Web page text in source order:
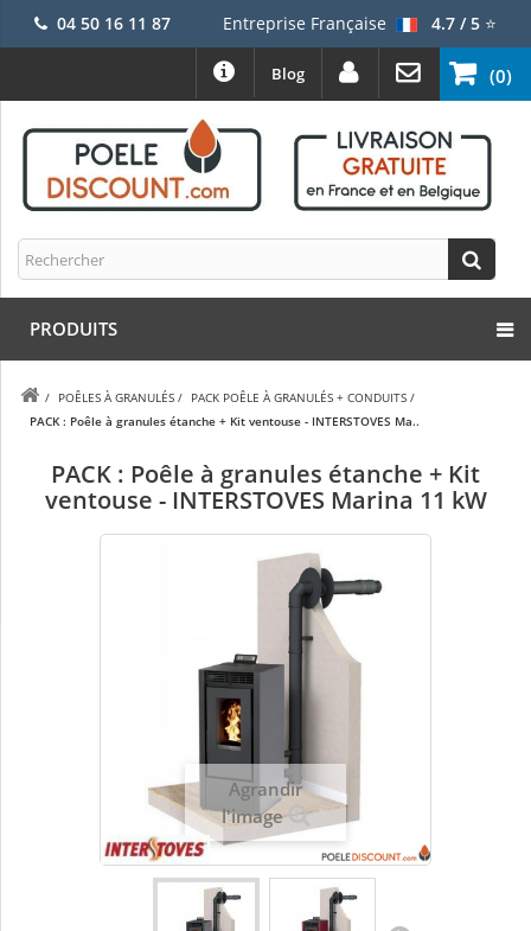
04 50 16 11 87 Entreprise Française 4.7 / 5⭐
(0)
Blog
PRODUITS
/ POÊLES À GRANULÉS / PACK POÊLE À GRANULÉS + CONDUITS /
PACK : Poêle à granules étanche + Kit ventouse - INTERSTOVES Ma..
PACK : Poêle à granules étanche + Kit
ventouse - INTERSTOVES Marina 11 kW
Agrandir
l'image